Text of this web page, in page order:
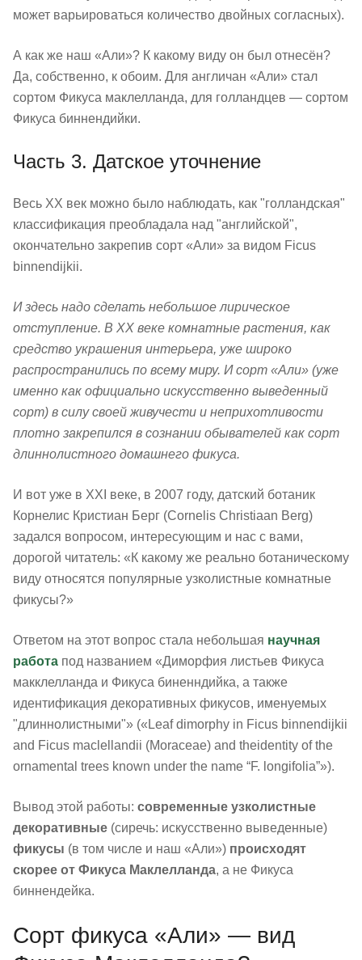
может варьироваться количество двойных согласных).
А как же наш «Али»? К какому виду он был отнесён?
Да, собственно, к обоим. Для англичан «Али» стал
сортом Фикуса маклелланда, для голландцев — сортом
Фикуса биннендийки.
Часть 3. Датское уточнение
Весь XX век можно было наблюдать, как "голландская"
классификация преобладала над "английской",
окончательно закрепив сорт «Али» за видом Ficus
binnendijkii.
И здесь надо сделать небольшое лирическое
отступление. В XX веке комнатные растения, как
средство украшения интерьера, уже широко
распространились по всему миру. И сорт «Али» (уже
именно как официально искусственно выведенный
сорт) в силу своей живучести и неприхотливости
плотно закрепился в сознании обывателей как сорт
длиннолистного домашнего фикуса.
И вот уже в XXI веке, в 2007 году, датский ботаник
Корнелис Кристиан Берг (Cornelis Christiaan Berg)
задался вопросом, интересующим и нас с вами,
дорогой читатель: «К какому же реально ботаническому
виду относятся популярные узколистные комнатные
фикусы?»
Ответом на этот вопрос стала небольшая научная
работа под названием «Диморфия листьев Фикуса
макклелланда и Фикуса биненндийка, а также
идентификация декоративных фикусов, именуемых
"длиннолистными"» («Leaf dimorphy in Ficus binnendijkii
and Ficus maclellandii (Moraceae) and theidentity of the
ornamental trees known under the name “F. longifolia”»).
Вывод этой работы: современные узколистные
декоративные (сиречь: искусственно выведенные)
фикусы (в том числе и наш «Али») происходят
скорее от Фикуса Маклелланда, а не Фикуса
биннендейка.
Сорт фикуса «Али» — вид